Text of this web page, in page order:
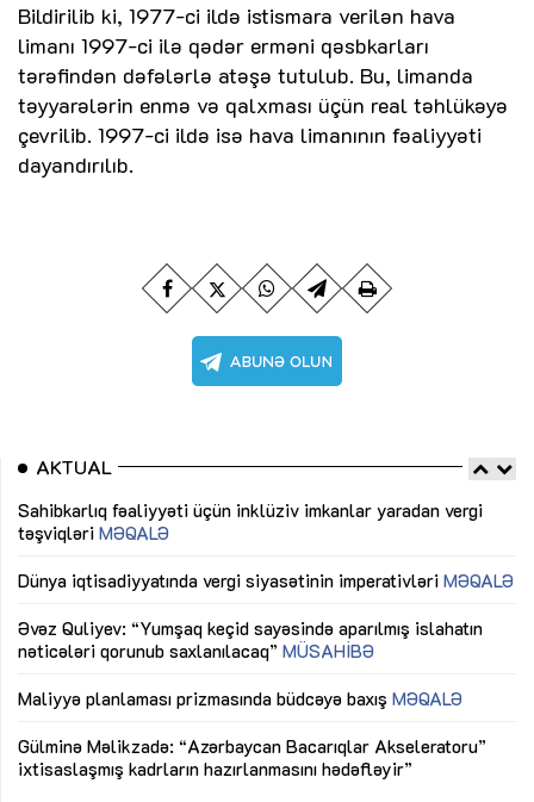
Bildirilib ki, 1977-ci ildə istismara verilən hava
limanı 1997-ci ilə qədər erməni qəsbkarları
tərəfindən dəfələrlə atəşə tutulub. Bu, limanda
təyyarələrin enmə və qalxması üçün real təhlükəyə
çevrilib. 1997-ci ildə isə hava limanının fəaliyyəti
dayandırılıb.
AKTUAL
Sahibkarlıq fəaliyyəti üçün inklüziv imkanlar yaradan vergi
təşviqləri MƏQALƏ
Dünya iqtisadiyyatında vergi siyasətinin imperativləri MƏQALƏ
Əvəz Quliyev: “Yumşaq keçid sayəsində aparılmış islahatın
nəticələri qorunub saxlanılacaq” MÜSAHİBƏ
Maliyyə planlaması prizmasında büdcəyə baxış MƏQALƏ
Gülminə Məlikzadə: “Azərbaycan Bacarıqlar Akseleratoru”
ixtisaslaşmış kadrların hazırlanmasını hədəfləyir”